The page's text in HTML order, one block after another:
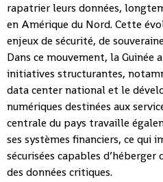
rapatrier leurs données,
en Amérique du Nord. Cette
enjeux de sécurité, de
Dans ce mouvement, la Guinée
initiatives structurantes,
data center national et le
numériques destinées aux
centrale du pays travaille
ses systèmes financiers, ce qui
sécurisées capables
des données critiques.